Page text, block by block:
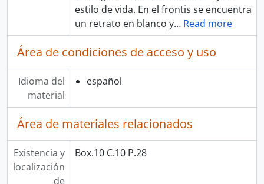
estilo de vida. En el frontis se encuentra
un retrato en blanco y… Read more
Área de condiciones de acceso y uso
Idioma del
material
español
Área de materiales relacionados
Existencia y
localización
de
Box.10 C.10 P.28